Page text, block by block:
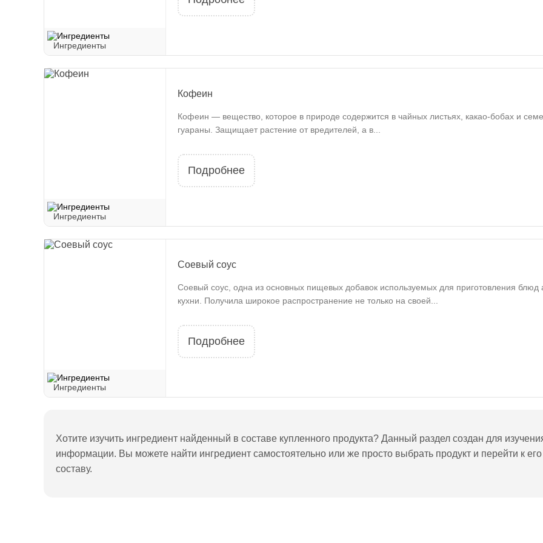
Ингредиенты
Кофеин
Кофеин — вещество, которое в природе содержится в чайных листьях, какао-бобах и
гуараны. Защищает растение от вредителей, а в...
Подробнее
Ингредиенты
Соевый соус
Соевый соус, одна из основных пищевых добавок используемых для приготовления блюд
кухни. Получила широкое распространение не только на своей...
Подробнее
Ингредиенты
Хотите изучить ингредиент найденный в составе купленного продукта? Данный раздел создан для
информации. Вы можете найти ингредиент самостоятельно или же просто выбрать продукт и перейти к его
составу.